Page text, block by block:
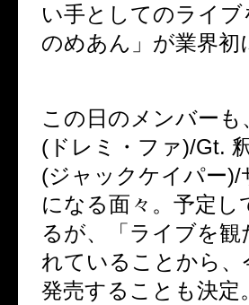
い手としてのライ
のめあん」が業界
この日のメンバーも
( ドレミ・ファ)/Gt.
(ジャックケイパー)/
になる面々。予定
るが、「ライブを
れていることから
発売することも決定